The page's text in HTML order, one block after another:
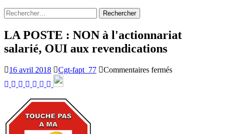
Rechercher :
LA POSTE : NON à l'actionnariat
salarié, OUI aux revendications
16 avril 2018 Cgt-fapt_77 Commentaires ferméssur